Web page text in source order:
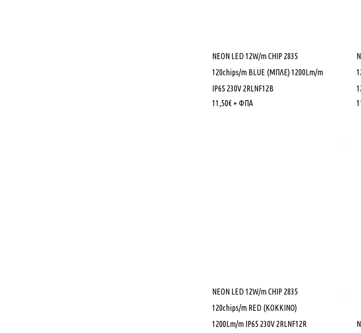
NEON LED 12W/m CHIP 2835
120chips/m BLUE (ΜΠΛΕ) 1200Lm/m
IP65 230V 2RLNF12B
11,50€ + ΦΠΑ
NEON LED 12W/m CHIP 2835
120chips/m RED (ΚΟΚΚΙΝΟ)
1200Lm/m IP65 230V 2RLNF12R